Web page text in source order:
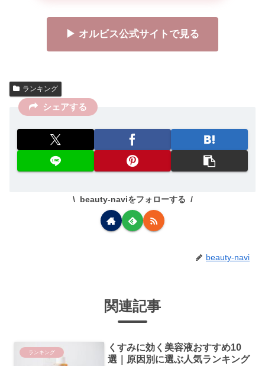
▶ オルビス公式サイトで見る
ランキング
シェアする
beauty-naviをフォローする
beauty-navi
関連記事
ランキング
くすみに効く美容液おすすめ10
選｜原因別に選ぶ人気ランキング